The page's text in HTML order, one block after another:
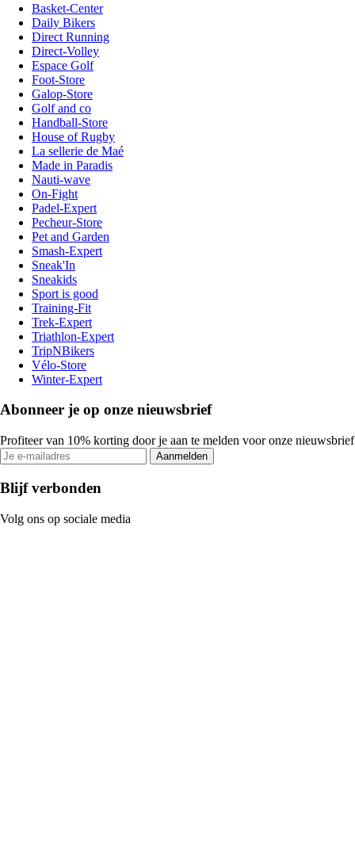
Basket-Center
Daily Bikers
Direct Running
Direct-Volley
Espace Golf
Foot-Store
Galop-Store
Golf and co
Handball-Store
House of Rugby
La sellerie de Maé
Made in Paradis
Nauti-wave
On-Fight
Padel-Expert
Pecheur-Store
Pet and Garden
Smash-Expert
Sneak'In
Sneakids
Sport is good
Training-Fit
Trek-Expert
Triathlon-Expert
TripNBikers
Vélo-Store
Winter-Expert
Abonneer je op onze nieuwsbrief
Profiteer van 10% korting door je aan te melden voor onze nieuwsbrief
Aanmelden
Blijf verbonden
Volg ons op sociale media